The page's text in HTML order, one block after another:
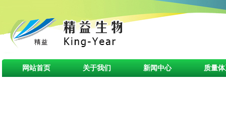
网站首页 关于我们 新闻中心 质量